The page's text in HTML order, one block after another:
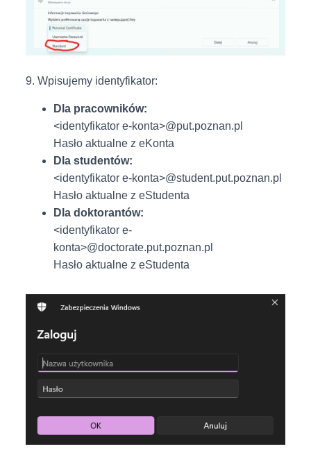
9. Wpisujemy identyfikator:
Dla pracowników:
<identyfikator e-konta>@put.poznan.pl
Hasło aktualne z eKonta
Dla studentów:
<identyfikator e-konta>@student.put.poznan.pl
Hasło aktualne z eStudenta
Dla doktorantów:
<identyfikator e-
konta>@doctorate.put.poznan.pl
Hasło aktualne z eStudenta